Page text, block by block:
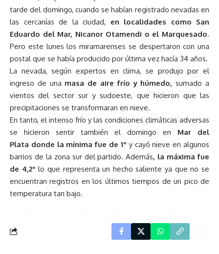
tarde del domingo, cuando se habían registrado nevadas en
las cercanías de la ciudad, en localidades como San
Eduardo del Mar, Nicanor Otamendi o el Marquesado.
Pero este lunes los miramarenses se despertaron con una
postal que se había producido por última vez hacía 34 años.
La nevada, según expertos en clima, se produjo por el
ingreso de una masa de aire frío y húmedo, sumado a
vientos del sector sur y sudoeste, que hicieron que las
precipitaciones se transformaran en nieve.
En tanto, el intenso frío y las condiciones climáticas adversas
se hicieron sentir también el domingo en Mar del
Plata donde la mínima fue de 1° y cayó nieve en algunos
barrios de la zona sur del partido. Además, la máxima fue
de 4,2° lo que representa un hecho saliente ya que no se
encuentran registros en los últimos tiempos de un pico de
temperatura tan bajo.